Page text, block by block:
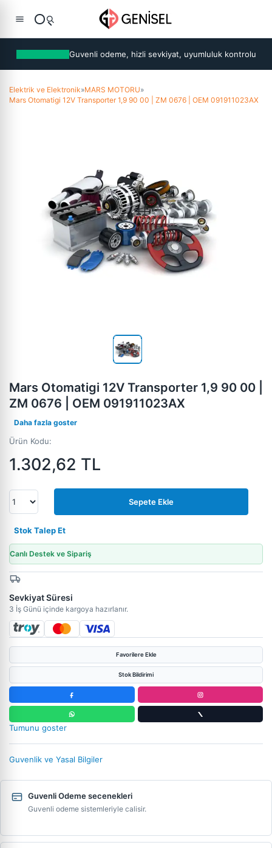
Guvenli odeme, hizli sevkiyat, uyumluluk kontrolu
Elektrik ve Elektronik»MARS MOTORU»
Mars Otomatigi 12V Transporter 1,9 90 00 | ZM 0676 | OEM 091911023AX
Mars Otomatigi 12V Transporter 1,9 90 00 |
ZM 0676 | OEM 091911023AX
Daha fazla goster
Ürün Kodu:
1.302,62 TL
Sepete Ekle
Stok Talep Et
Canlı Destek ve Sipariş
Sevkiyat Süresi
3 İş Günü içinde kargoya hazırlanır.
Favorilere Ekle
Stok Bildirimi
Tumunu goster
Guvenlik ve Yasal Bilgiler
Guvenli Odeme secenekleri
Guvenli odeme sistemleriyle calisir.